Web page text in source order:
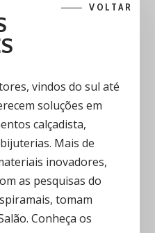
VOLTAR
vindos do sul até
soluções em
calçadista,
Mais de
inovadores,
as pesquisas do
tomam
Conheça os